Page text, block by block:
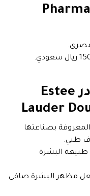
كريم اساس استي لودر Estee
Lauder
بصناعتها
طبي.
البشرة
مظهر البشرة صافي